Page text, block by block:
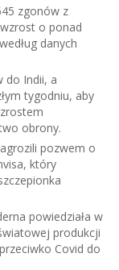
zgonów z
o ponad
danych
do Indii, a
tygodniu, aby
obrony.
pozwem o
który
powiedziała w
produkcji
Covid do